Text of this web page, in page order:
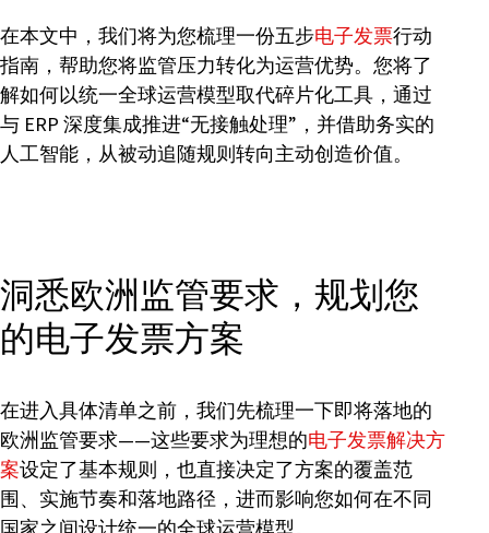
在本文中，我们将为您梳理一份五步电子发票行动
指南，帮助您将监管压力转化为运营优势。您将了
解如何以统一全球运营模型取代碎片化工具，通过
与 ERP 深度集成推进“无接触处理”，并借助务实的
人工智能，从被动追随规则转向主动创造价值。
洞悉欧洲监管要求，规划您
的电子发票方案
在进入具体清单之前，我们先梳理一下即将落地的
欧洲监管要求——这些要求为理想的电子发票解决方
案设定了基本规则，也直接决定了方案的覆盖范
围、实施节奏和落地路径，进而影响您如何在不同